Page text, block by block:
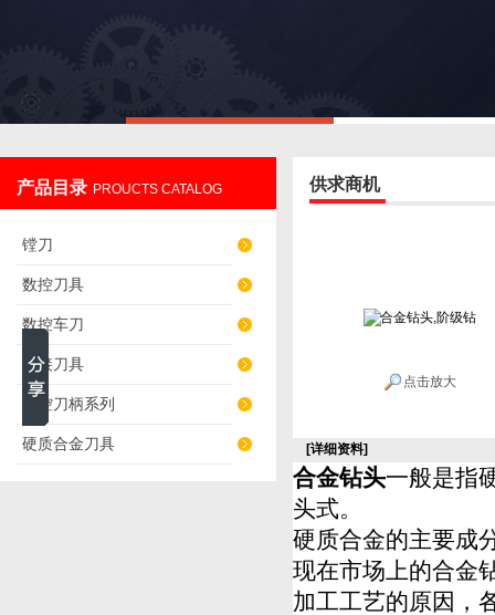
产品目录 PROUCTS CATALOG
镗刀
数控刀具
数控车刀
焊接刀具
数控刀柄系列
硬质合金刀具
供求商机
点击放大
[详细资料]
合金钻头一般是指
头式。
硬质合金的主要成
现在市场上的合金
加工工艺的原因，